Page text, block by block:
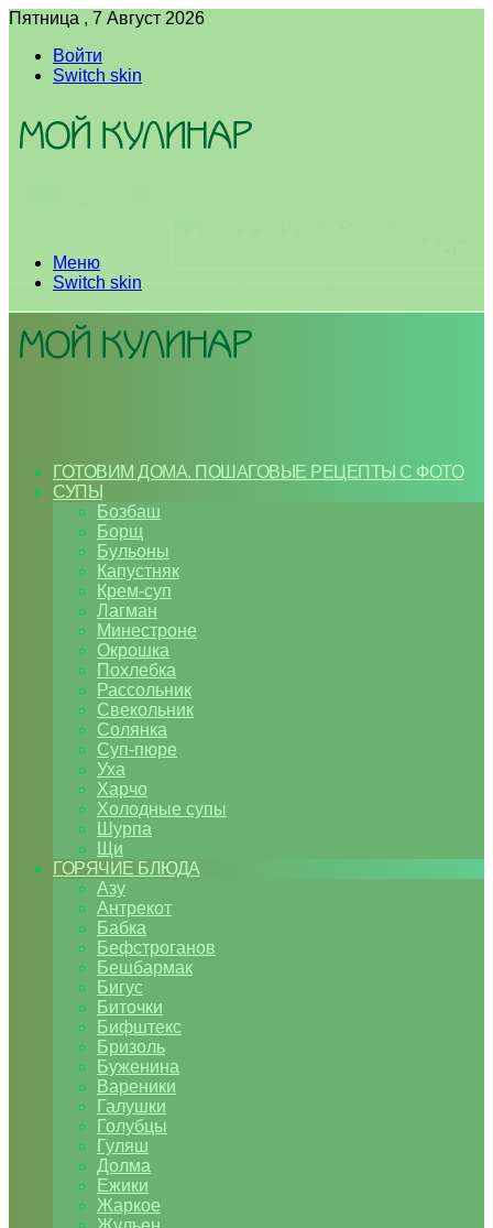
Пятница , 7 Август 2026
Войти
Switch skin
Меню
Switch skin
ГОТОВИМ ДОМА. ПОШАГОВЫЕ РЕЦЕПТЫ С ФОТО
СУПЫ
Бозбаш
Борщ
Бульоны
Капустняк
Крем-суп
Лагман
Минестроне
Окрошка
Похлебка
Рассольник
Свекольник
Солянка
Суп-пюре
Уха
Харчо
Холодные супы
Шурпа
Щи
ГОРЯЧИЕ БЛЮДА
Азу
Антрекот
Бабка
Бефстроганов
Бешбармак
Бигус
Биточки
Бифштекс
Бризоль
Буженина
Вареники
Галушки
Голубцы
Гуляш
Долма
Ежики
Жаркое